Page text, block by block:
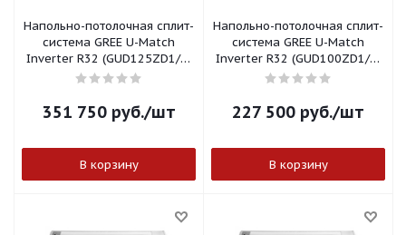
Напольно-потолочная сплит-
система GREE U-Match
Inverter R32 (GUD125ZD1/B-
S)
351 750руб./шт
В корзину
Напольно-потолочная сплит-
система GREE U-Match
Inverter R32 (GUD100ZD1/B-
S)
227 500 руб./шт
В корзину